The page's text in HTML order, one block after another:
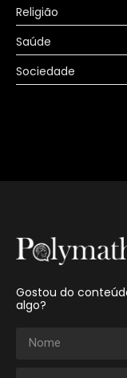
Religião
Saúde
Sociedade
Gostou do
algo?